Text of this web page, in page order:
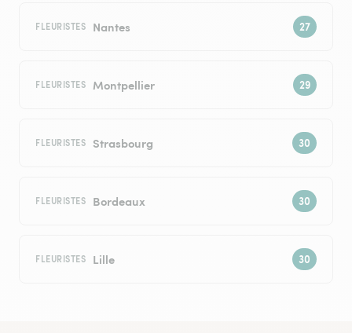
FLEURISTES Nantes
FLEURISTES Montpellier
FLEURISTES Strasbourg
FLEURISTES Bordeaux
FLEURISTES Lille